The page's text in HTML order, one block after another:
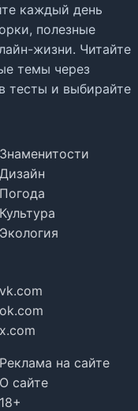
каждый день
полезные
жизни. Читайте
темы через
тесты и выбирайте
Знаменитости
Дизайн
Погода
Культура
Экология
vk.com
ok.com
x.com
Реклама на сайте
О сайте
18+